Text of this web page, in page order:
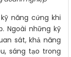
năng cứng khi
Ngoài những kỹ
sát, khả năng
sáng tạo trong